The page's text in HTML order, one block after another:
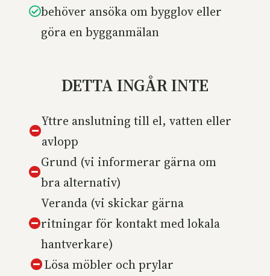
behöver ansöka om bygglov eller
göra en bygganmälan
DETTA INGÅR INTE
Yttre anslutning till el, vatten eller
avlopp
Grund (vi informerar gärna om
bra alternativ)
Veranda (vi skickar gärna
ritningar för kontakt med lokala
hantverkare)
Lösa möbler och prylar